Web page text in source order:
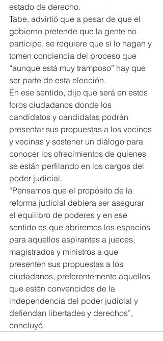
estado de derecho.
Tabe, advirtió que a pesar de que el
gobierno pretende que la gente no
participe, se requiere que sí lo hagan y
tomen conciencia del proceso que
“aunque está muy tramposo” hay que
ser parte de esta elección.
En ese sentido, dijo que será en estos
foros ciudadanos donde los
candidatos y candidatas podrán
presentar sus propuestas a los vecinos
y vecinas y sostener un diálogo para
conocer los ofrecimientos de quienes
se están perfilando en los cargos del
poder judicial.
“Pensamos que el propósito de la
reforma judicial debiera ser asegurar
el equilibro de poderes y en ese
sentido es que abriremos los espacios
para aquellos aspirantes a jueces,
magistrados y ministros a que
presenten sus propuestas a los
ciudadanos, preferentemente aquellos
que estén convencidos de la
independencia del poder judicial y
defiendan libertades y derechos”,
concluyó.